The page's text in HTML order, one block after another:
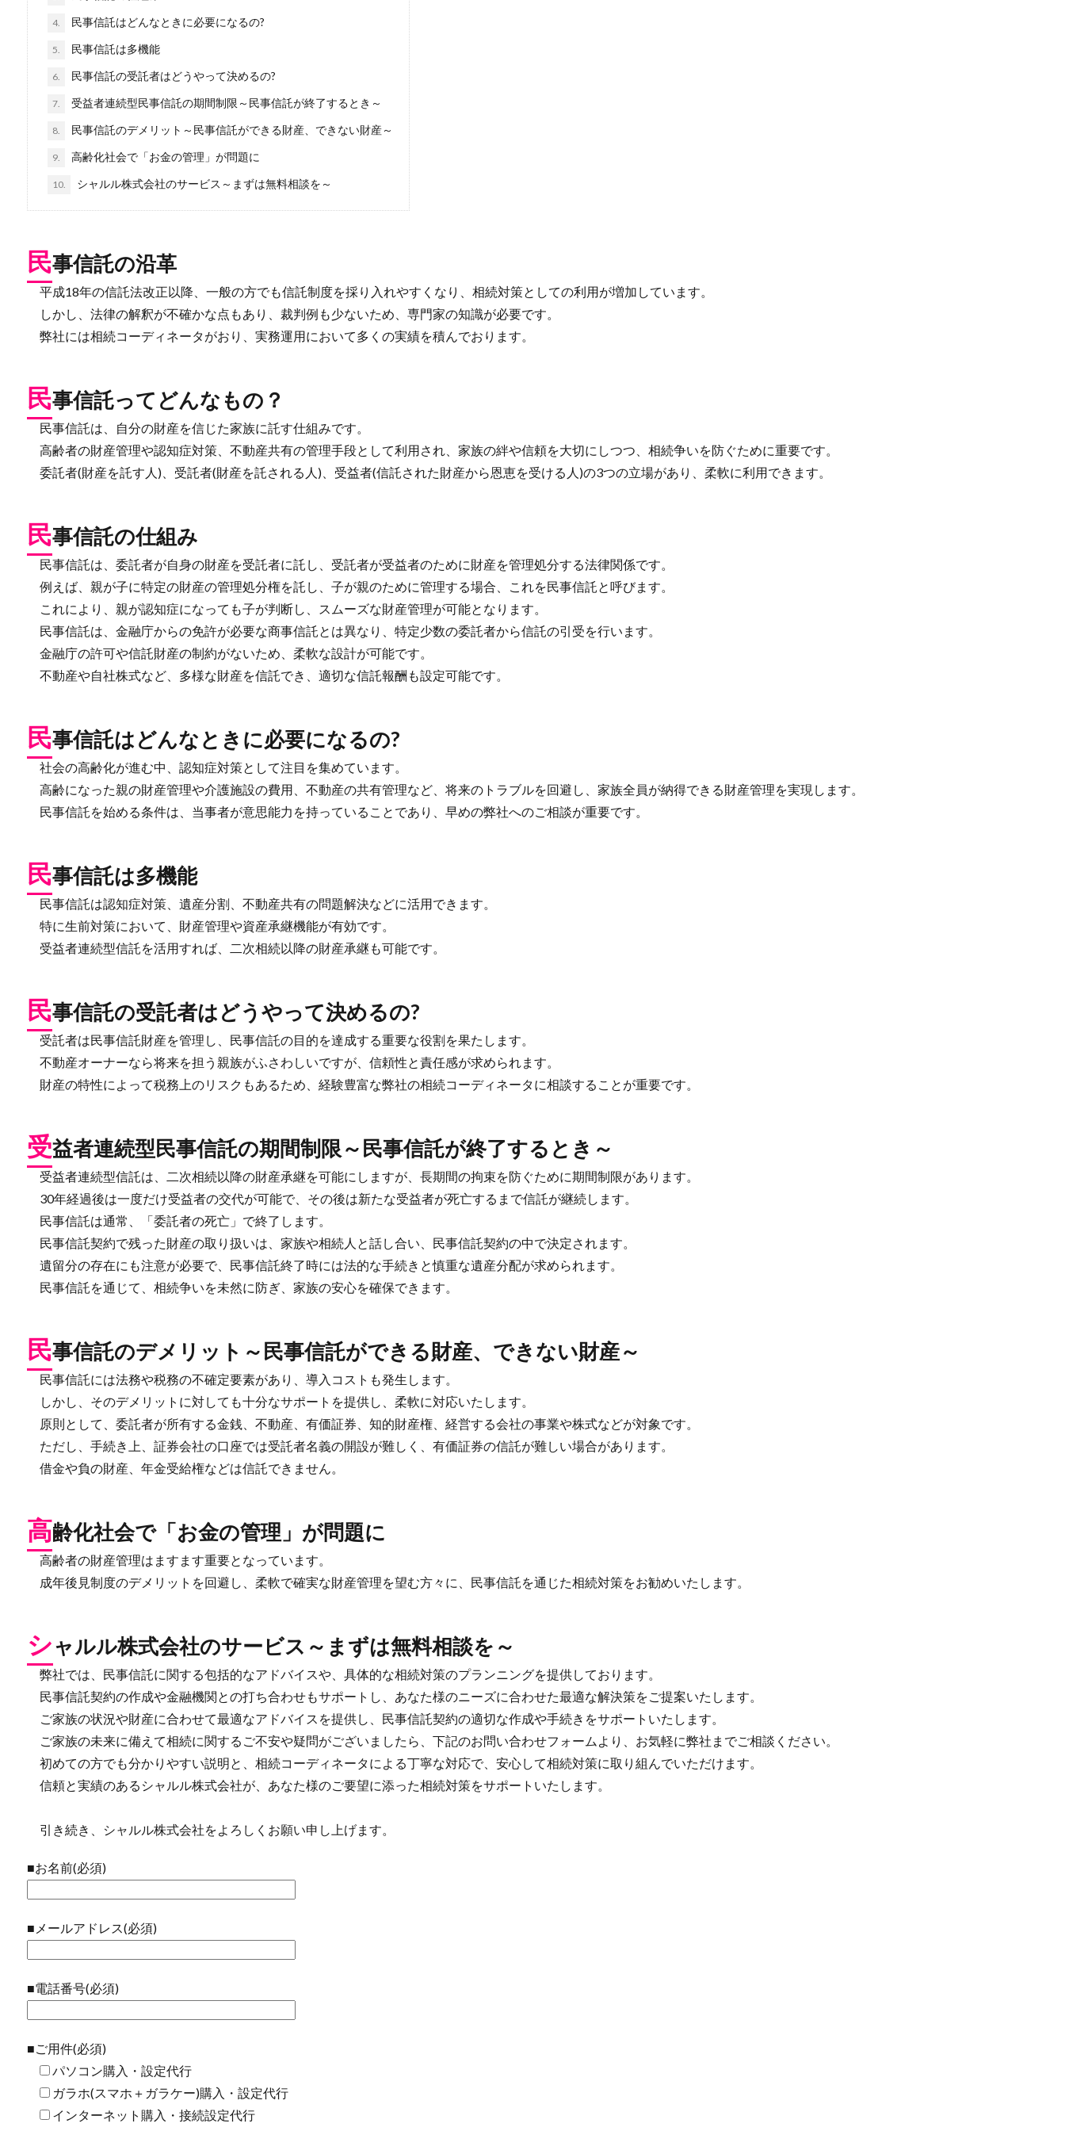
4. 民事信託はどんなときに必要になるの?
5. 民事信託は多機能
6. 民事信託の受託者はどうやって決めるの?
7. 受益者連続型民事信託の期間制限～民事信託が終了するとき～
8. 民事信託のデメリット～民事信託ができる財産、できない財産～
9. 高齢化社会で「お金の管理」が問題に
10. シャルル株式会社のサービス～まずは無料相談を～
民事信託の沿革
平成18年の信託法改正以降、一般の方でも信託制度を採り入れやすくなり、相続対策としての利用が増加しています。
しかし、法律の解釈が不確かな点もあり、裁判例も少ないため、専門家の知識が必要です。
弊社には相続コーディネータがおり、実務運用において多くの実績を積んでおります。
民事信託ってどんなもの？
民事信託は、自分の財産を信じた家族に託す仕組みです。
高齢者の財産管理や認知症対策、不動産共有の管理手段として利用され、家族の絆や信頼を大切にしつつ、相続争いを防ぐために重要です。
委託者(財産を託す人)、受託者(財産を託される人)、受益者(信託された財産から恩恵を受ける人)の3つの立場があり、柔軟に利用できます。
民事信託の仕組み
民事信託は、委託者が自身の財産を受託者に託し、受託者が受益者のために財産を管理処分する法律関係です。
例えば、親が子に特定の財産の管理処分権を託し、子が親のために管理する場合、これを民事信託と呼びます。
これにより、親が認知症になっても子が判断し、スムーズな財産管理が可能となります。
民事信託は、金融庁からの免許が必要な商事信託とは異なり、特定少数の委託者から信託の引受を行います。
金融庁の許可や信託財産の制約がないため、柔軟な設計が可能です。
不動産や自社株式など、多様な財産を信託でき、適切な信託報酬も設定可能です。
民事信託はどんなときに必要になるの?
社会の高齢化が進む中、認知症対策として注目を集めています。
高齢になった親の財産管理や介護施設の費用、不動産の共有管理など、将来のトラブルを回避し、家族全員が納得できる財産管理を実現します。
民事信託を始める条件は、当事者が意思能力を持っていることであり、早めの弊社へのご相談が重要です。
民事信託は多機能
民事信託は認知症対策、遺産分割、不動産共有の問題解決などに活用できます。
特に生前対策において、財産管理や資産承継機能が有効です。
受益者連続型信託を活用すれば、二次相続以降の財産承継も可能です。
民事信託の受託者はどうやって決めるの?
受託者は民事信託財産を管理し、民事信託の目的を達成する重要な役割を果たします。
不動産オーナーなら将来を担う親族がふさわしいですが、信頼性と責任感が求められます。
財産の特性によって税務上のリスクもあるため、経験豊富な弊社の相続コーディネータに相談することが重要です。
受益者連続型民事信託の期間制限～民事信託が終了するとき～
受益者連続型信託は、二次相続以降の財産承継を可能にしますが、長期間の拘束を防ぐために期間制限があります。
30年経過後は一度だけ受益者の交代が可能で、その後は新たな受益者が死亡するまで信託が継続します。
民事信託は通常、「委託者の死亡」で終了します。
民事信託契約で残った財産の取り扱いは、家族や相続人と話し合い、民事信託契約の中で決定されます。
遺留分の存在にも注意が必要で、民事信託終了時には法的な手続きと慎重な遺産分配が求められます。
民事信託を通じて、相続争いを未然に防ぎ、家族の安心を確保できます。
民事信託のデメリット～民事信託ができる財産、できない財産～
民事信託には法務や税務の不確定要素があり、導入コストも発生します。
しかし、そのデメリットに対しても十分なサポートを提供し、柔軟に対応いたします。
原則として、委託者が所有する金銭、不動産、有価証券、知的財産権、経営する会社の事業や株式などが対象です。
ただし、手続き上、証券会社の口座では受託者名義の開設が難しく、有価証券の信託が難しい場合があります。
借金や負の財産、年金受給権などは信託できません。
高齢化社会で「お金の管理」が問題に
高齢者の財産管理はますます重要となっています。
成年後見制度のデメリットを回避し、柔軟で確実な財産管理を望む方々に、民事信託を通じた相続対策をお勧めいたします。
シャルル株式会社のサービス～まずは無料相談を～
弊社では、民事信託に関する包括的なアドバイスや、具体的な相続対策のプランニングを提供しております。
民事信託契約の作成や金融機関との打ち合わせもサポートし、あなた様のニーズに合わせた最適な解決策をご提案いたします。
ご家族の状況や財産に合わせて最適なアドバイスを提供し、民事信託契約の適切な作成や手続きをサポートいたします。
ご家族の未来に備えて相続に関するご不安や疑問がございましたら、下記のお問い合わせフォームより、お気軽に弊社までご相談ください。
初めての方でも分かりやすい説明と、相続コーディネータによる丁寧な対応で、安心して相続対策に取り組んでいただけます。
信頼と実績のあるシャルル株式会社が、あなた様のご要望に添った相続対策をサポートいたします。
引き続き、シャルル株式会社をよろしくお願い申し上げます。
■お名前(必須)
■メールアドレス(必須)
■電話番号(必須)
■ご用件(必須)
パソコン購入・設定代行
ガラホ(スマホ＋ガラケー)購入・設定代行
インターネット購入・接続設定代行